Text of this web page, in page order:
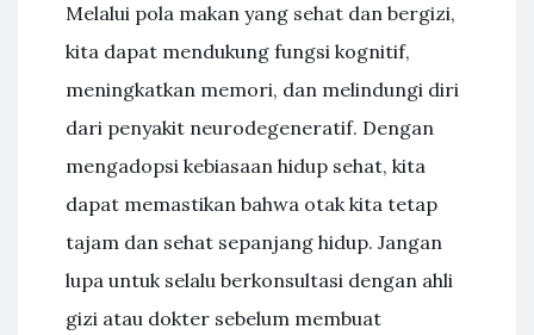
Melalui pola makan yang sehat dan bergizi,
kita dapat mendukung fungsi kognitif,
meningkatkan memori, dan melindungi diri
dari penyakit neurodegeneratif. Dengan
mengadopsi kebiasaan hidup sehat, kita
dapat memastikan bahwa otak kita tetap
tajam dan sehat sepanjang hidup. Jangan
lupa untuk selalu berkonsultasi dengan ahli
gizi atau dokter sebelum membuat